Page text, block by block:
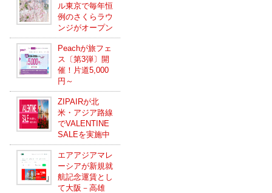
ル東京で毎年恒
例のさくらラウ
ンジがオープン
Peachが旅フェ
ス〔第3弾〕開
催！片道5,000
円～
ZIPAIRが北
米・アジア路線
でVALENTINE
SALEを実施中
エアアジアマレ
ーシアが新規就
航記念運賃とし
て大阪－高雄